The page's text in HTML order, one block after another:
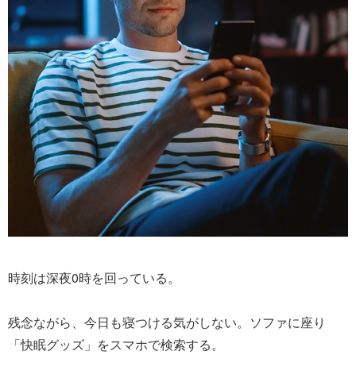
時刻は深夜0時を回っている。
残念ながら、今日も寝つける気がしない。ソファに座り
「快眠グッズ」をスマホで検索する。